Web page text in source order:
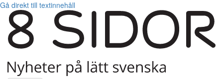
Gå direkt till textinnehåll